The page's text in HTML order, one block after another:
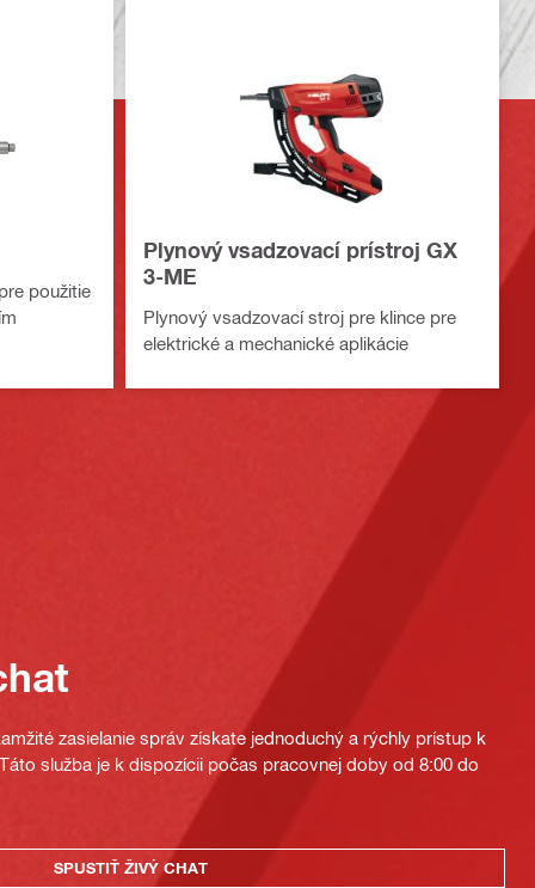
použitie
Plynový vsadzovací prístroj GX
3-ME
Plynový vsadzovací stroj pre klince pre
elektrické a mechanické aplikácie
zasielanie správ získate jednoduchý a rýchly prístup k
služba je k dispozícii počas pracovnej doby od 8:00 do
SPUSTIŤ ŽIVÝ CHAT